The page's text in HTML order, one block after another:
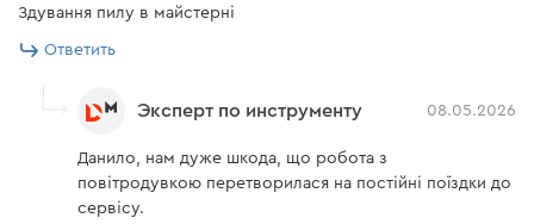
Здування пилу в майстерні
Ответить
Эксперт по инструменту 08.05.2026
Данило, нам дуже шкода, що робота з
повітродувкою перетворилася на постійні поїздки до
сервісу.